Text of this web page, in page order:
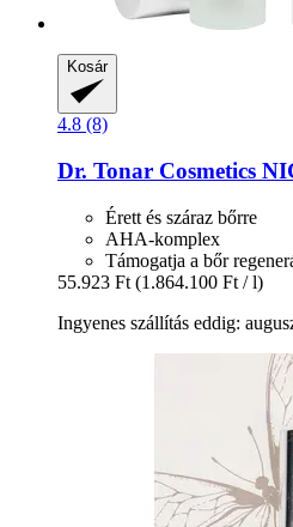
Kosár
4.8 (8)
Dr. Tonar Cosmetics
Érett és száraz bőrre
AHA-komplex
Támogatja a bőr
55.923 Ft (1.864.100 Ft / l)
Ingyenes szállítás eddig: